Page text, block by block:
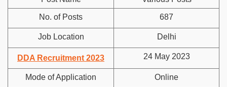
No. of Posts 687
Job Location Delhi
DDA Recruitment 2023 24 May 2023
Mode of Application Online